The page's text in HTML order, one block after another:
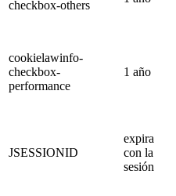
checkbox-others
cookielawinfo-
checkbox-
performance
1 año
JSESSIONID
expira
con la
sesión